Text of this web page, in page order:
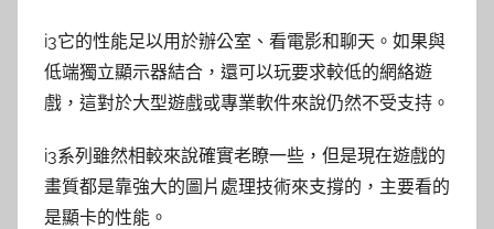
i3它的性能足以用於辦公室、看電影和聊天。如果與
低端獨立顯示器結合，還可以玩要求較低的網絡遊
戲，這對於大型遊戲或專業軟件來說仍然不受支持。
i3系列雖然相較來說確實老瞭一些，但是現在遊戲的
畫質都是靠強大的圖片處理技術來支撐的，主要看的
是顯卡的性能。